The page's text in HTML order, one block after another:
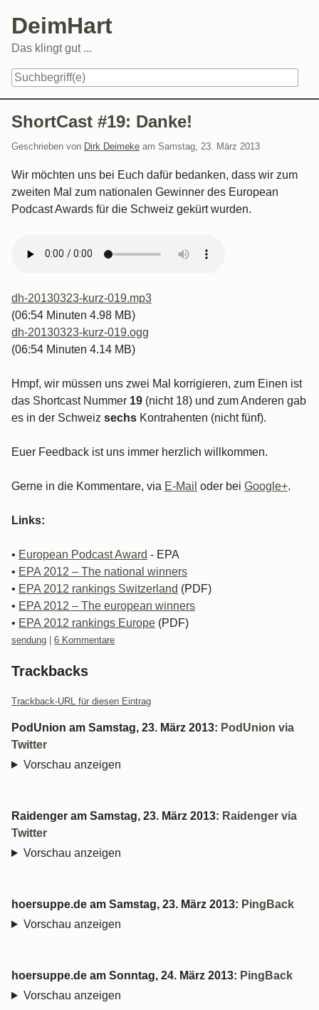
content
DeimHart
Das klingt gut ...
ShortCast #19: Danke!
Geschrieben von Dirk Deimeke am Samstag, 23. März 2013
Wir möchten uns bei Euch dafür bedanken, dass wir zum
zweiten Mal zum nationalen Gewinner des European
Podcast Awards für die Schweiz gekürt wurden.
dh-20130323-kurz-019.mp3
(06:54 Minuten 4.98 MB)
dh-20130323-kurz-019.ogg
(06:54 Minuten 4.14 MB)
Hmpf, wir müssen uns zwei Mal korrigieren, zum Einen ist
das Shortcast Nummer 19 (nicht 18) und zum Anderen gab
es in der Schweiz sechs Kontrahenten (nicht fünf).
Euer Feedback ist uns immer herzlich willkommen.
Gerne in die Kommentare, via E-Mail oder bei Google+.
Links:
• European Podcast Award - EPA
• EPA 2012 – The national winners
• EPA 2012 rankings Switzerland (PDF)
• EPA 2012 – The european winners
• EPA 2012 rankings Europe (PDF)
Kategorien:
sendung 6 Kommentare
Trackbacks
Trackback-URL für diesen Eintrag
PodUnion am Samstag, 23. März 2013: PodUnion via
Twitter
Vorschau anzeigen
Raidenger am Samstag, 23. März 2013: Raidenger via
Twitter
Vorschau anzeigen
hoersuppe.de am Samstag, 23. März 2013: PingBack
Vorschau anzeigen
hoersuppe.de am Sonntag, 24. März 2013: PingBack
Vorschau anzeigen